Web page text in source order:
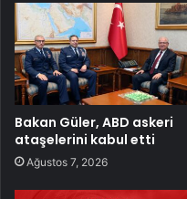
Bakan Güler, ABD askeri
ataşelerini kabul etti
Ağustos 7, 2026